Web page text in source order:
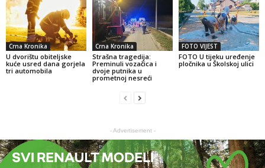
Crna Kronika
U dvorištu obiteljske
kuće usred dana gorjela
tri automobila
Crna Kronika
Strašna tragedija:
Preminuli vozačica i
dvoje putnika u
prometnoj nesreći
FOTO VIJEST
FOTO U tijeku uređenje
pločnika u Školskoj ulici
- Advertisement -